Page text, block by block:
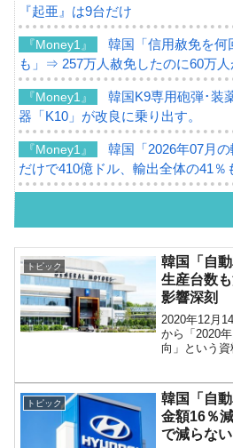
『起亜』は9台だけ
『Money1』
韓国「信用赦免を何
も」⇒ 257万人赦免したのに60万人
『Money1』
韓国K9専用砲弾･装
器「K10」が改良に乗り出す。
『Money1』
韓国「2026年07月
だけで410億ドル、輸出全体の41％
『Money1』
【韓国の外貨準備
ル。外平債の発行「19.4億ドル」
『Money1』
韓国「ここは北朝鮮
にウソのデータを入力したのは明
韓国･李在明さっそ
『Money1』
韓国は「中国と同じ
トピック
韓国「自
生産台数
影響深刻
2020年12月
から「2020
向」という資
産業は重要
はあまりよ
行われた...
トピック
韓国「自
金額16％
で減らない